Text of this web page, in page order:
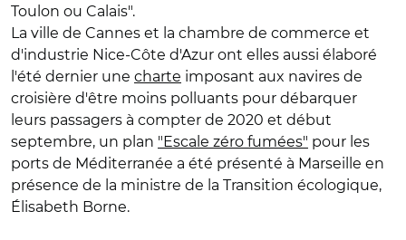
Toulon ou Calais".
La ville de Cannes et la chambre de commerce et
d'industrie Nice-Côte d'Azur ont elles aussi élaboré
l'été dernier une charte imposant aux navires de
croisière d'être moins polluants pour débarquer
leurs passagers à compter de 2020 et début
septembre, un plan "Escale zéro fumées" pour les
ports de Méditerranée a été présenté à Marseille en
présence de la ministre de la Transition écologique,
Élisabeth Borne.